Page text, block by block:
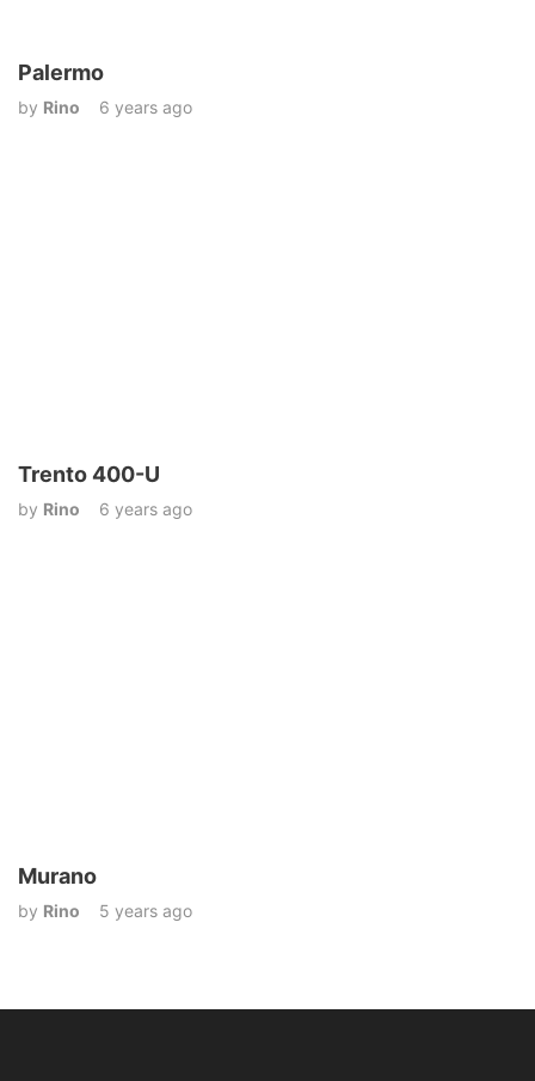
Palermo
by Rino 6 years ago
Trento 400-U
by Rino 6 years ago
Murano
by Rino 5 years ago